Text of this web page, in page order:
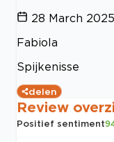
28 March 2025
Fabiola
Spijkenisse
delen
Review
Positief sentiment